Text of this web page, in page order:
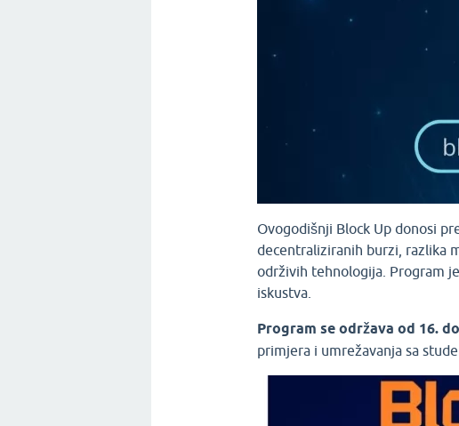
Ovogodišnji Block Up donosi
decentraliziranih burzi, razlika
održivih tehnologija. Program
iskustva.
Program se održava od 16.
primjera i umrežavanja sa